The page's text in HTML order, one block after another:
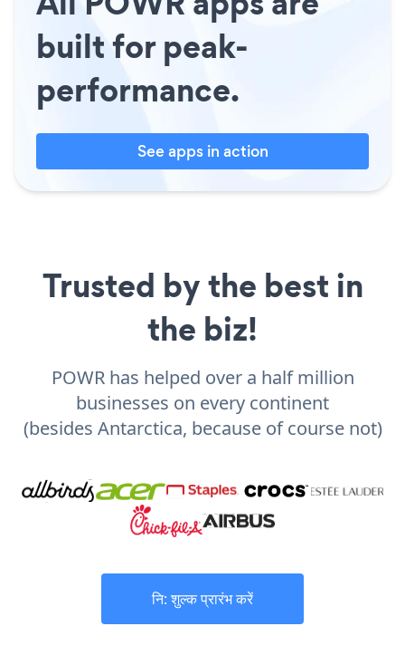
built for peak-
performance.
See apps in action
Trusted by the best in
the biz!
POWR has helped over a half million
businesses on every continent
(besides Antarctica, because of course not)
नि: शुल्क प्रारंभ करें